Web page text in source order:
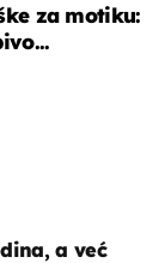
za motiku:
a već